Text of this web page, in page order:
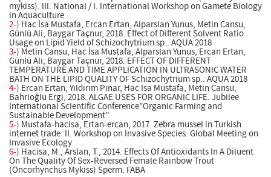
mykiss). III. National / I. International Workshop on Gamete Biology
in Aquaculture
2-) Hac İsa Mustafa, Ercan Ertan, Alparslan Yunus, Metin Cansu,
Günlü Ali, Baygar Taçnur, 2018. Effect of Different Solvent Ratio
Usage on Lipid Yield of Schizochytrium sp.. AQUA 2018
3-) Metin Cansu, Hac İsa Mustafa, Alparslan Yunus, Ercan Ertan,
Günlü Ali, Baygar Taçnur, 2018. EFFECT OF DIFFERENT
TEMPERATURE AND TIME APPLICATION IN ULTRASONIC WATER
BATH ON THE LIPID QUALITY OF Schizochytrium sp.. AQUA 2018
4-) Ercan Ertan, Yıldırım Pınar, Hac İsa Mustafa, Metin Cansu,
Bahrioğlu Ergi, 2018. ALGAE USES FOR ORGANIC LIFE. Jubilee
International Scientific Conference”Organic Farming and
Sustainable Development”
5-) Mustafa-hacisa, Ertan-ercan, 2017. Zebra mussel in Turkish
internet trade. II. Workshop on Invasive Species: Global Meeting on
Invasive Ecology
6-) Hacisa, M., Arslan, T., 2014. Effects Of Antioxidants In A Diluent
On The Quality Of Sex-Reversed Female Rainbow Trout
(Oncorhynchus Mykiss) Sperm. FABA